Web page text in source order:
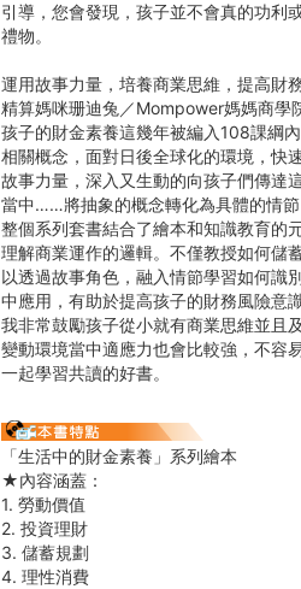
引導，您會發現，孩子並不會真的功利
禮物。
運用故事力量，培養商業思維，提高財
精算媽咪珊迪兔／Mompower媽媽商
孩子的財金素養這幾年被編入108課綱
相關概念，面對日後全球化的環境，快
故事力量，深入又生動的向孩子們傳達
當中……將抽象的概念轉化為具體的情
整個系列套書結合了繪本和知識教育的
理解商業運作的邏輯。不僅教授如何儲
以透過故事角色，融入情節學習如何識
中應用，有助於提高孩子的財務風險意
我非常鼓勵孩子從小就有商業思維並且
變動環境當中適應力也會比較強，不容
一起學習共讀的好書。
「生活中的財金素養」系列繪本
★內容涵蓋：
1. 勞動價值
2. 投資理財
3. 儲蓄規劃
4. 理性消費